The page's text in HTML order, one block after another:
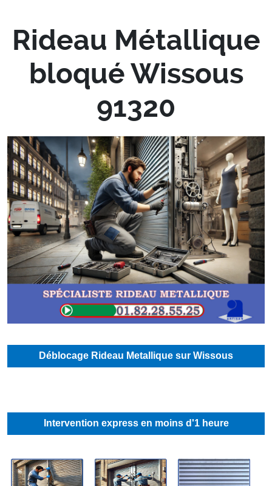
Rideau Métallique
bloqué Wissous
91320
Déblocage Rideau Metallique sur Wissous
Intervention express en moins d'1 heure